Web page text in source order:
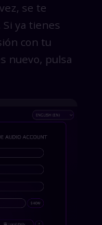
se te
ya tienes
con tu
nuevo, pulsa